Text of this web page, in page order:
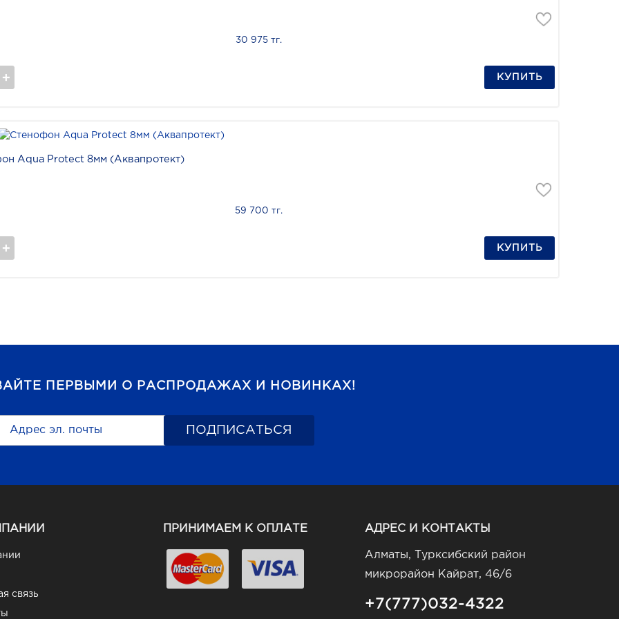
30 975 тг.
КУПИТЬ
Aqua Protect 8мм (Аквапротект)
59 700 тг.
КУПИТЬ
ПЕРВЫМИ О РАСПРОДАЖАХ И НОВИНКАХ!
связь
ПРИНИМАЕМ К ОПЛАТЕ АДРЕС И КОНТАКТЫ
Алматы, Турксибский район
микрорайон Кайрат, 46/6
+7(777)032-4322